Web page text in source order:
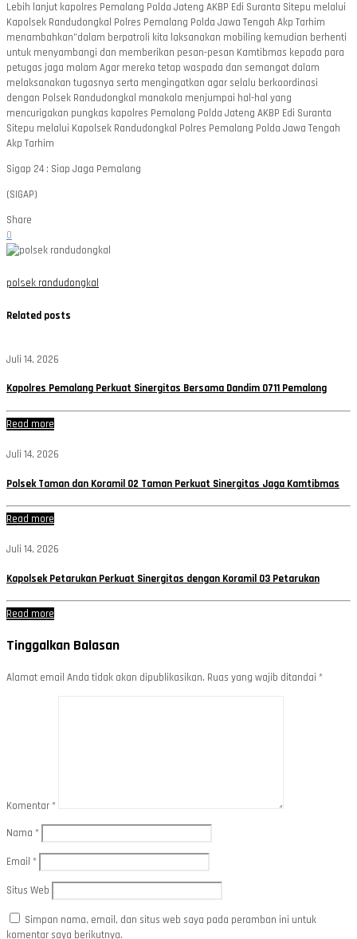
Lebih lanjut kapolres Pemalang Polda Jateng AKBP Edi Suranta Sitepu melalui
Kapolsek Randudongkal Polres Pemalang Polda Jawa Tengah Akp Tarhim
menambahkan”dalam berpatroli kita laksanakan mobiling kemudian berhenti
untuk menyambangi dan memberikan pesan-pesan Kamtibmas kepada para
petugas jaga malam Agar mereka tetap waspada dan semangat dalam
melaksanakan tugasnya serta mengingatkan agar selalu berkoordinasi
dengan Polsek Randudongkal manakala menjumpai hal-hal yang
mencurigakan pungkas kapolres Pemalang Polda Jateng AKBP Edi Suranta
Sitepu melalui Kapolsek Randudongkal Polres Pemalang Polda Jawa Tengah
Akp Tarhim
Sigap 24 : Siap Jaga Pemalang
(SIGAP)
Share
0
polsek randudongkal
Related posts
Juli 14, 2026
Kapolres Pemalang Perkuat Sinergitas Bersama Dandim 0711 Pemalang
Read more
Juli 14, 2026
Polsek Taman dan Koramil 02 Taman Perkuat Sinergitas Jaga Kamtibmas
Read more
Juli 14, 2026
Kapolsek Petarukan Perkuat Sinergitas dengan Koramil 03 Petarukan
Read more
Tinggalkan Balasan
Alamat email Anda tidak akan dipublikasikan. Ruas yang wajib ditandai *
Komentar*
Nama *
Email *
Situs Web
Simpan nama, email, dan situs web saya pada peramban ini untuk
komentar saya berikutnya.